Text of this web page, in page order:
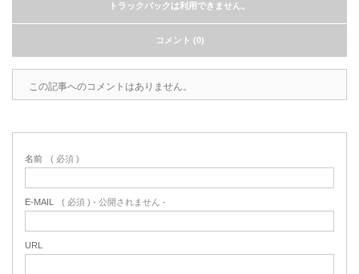
トラックバックは利用できません。
コメント (0)
この記事へのコメントはありません。
名前 ( 必須 )
E-MAIL ( 必須 ) - 公開されません -
URL